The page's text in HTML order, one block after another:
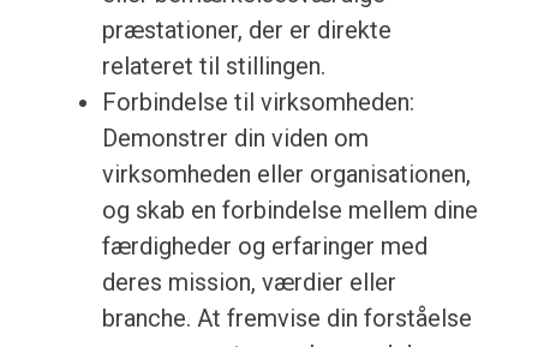
præstationer, der er direkte
relateret til stillingen.
Forbindelse til virksomheden:
Demonstrer din viden om
virksomheden eller organisationen,
og skab en forbindelse mellem dine
færdigheder og erfaringer med
deres mission, værdier eller
branche. At fremvise din forståelse